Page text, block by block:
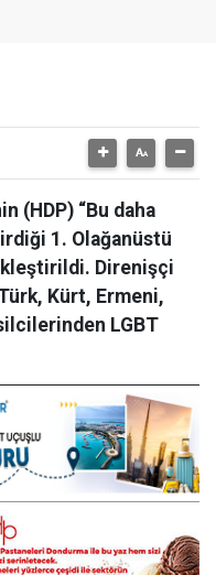
(HDP) “Bu daha
1. Olağanüstü
Direnişçi
Kürt, Ermeni,
LGBT